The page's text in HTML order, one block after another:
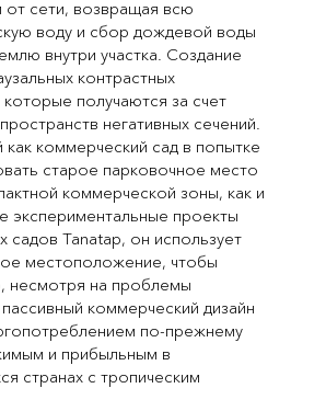
сети, возвращая всю
воду и сбор дождевой воды
внутри участка. Создание
контрастных
которые получаются за счет
негативных сечений.
коммерческий сад в попытке
старое парковочное место
коммерческой зоны, как и
экспериментальные проекты
садов Tanatap, он использует
местоположение, чтобы
несмотря на проблемы
коммерческий дизайн
по-прежнему
и прибыльным в
странах с тропическим